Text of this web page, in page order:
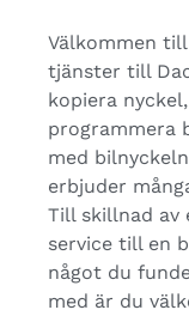
Välkommen
tjänster till
kopiera
programmera
med
erbjuder
Till skillnad av
service till en
något du
med är du